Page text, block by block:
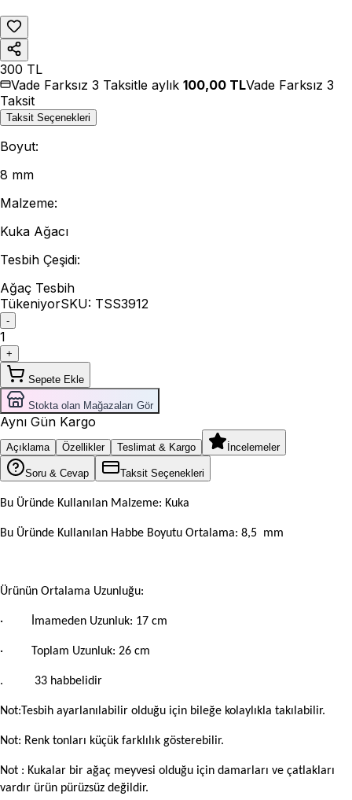
300 TL
Vade Farksız 3 Taksitle aylık 100,00 TLVade Farksız 3
Taksit
Taksit Seçenekleri
Boyut:
8 mm
Malzeme:
Kuka Ağacı
Tesbih Çeşidi:
Ağaç Tesbih
TükeniyorSKU: TSS3912
-
1
+
Sepete Ekle
Stokta olan Mağazaları Gör
Aynı Gün Kargo
Açıklama Özellikler Teslimat & Kargo İncelemeler
Soru & Cevap Taksit Seçenekleri
Bu Üründe Kullanılan Malzeme: Kuka
Bu Üründe Kullanılan Habbe Boyutu Ortalama: 8,5 mm
Ürünün Ortalama Uzunluğu:
· İmameden Uzunluk: 17 cm
· Toplam Uzunluk: 26 cm
. 33 habbelidir
Not:Tesbih ayarlanılabilir olduğu için bileğe kolaylıkla takılabilir.
Not: Renk tonları küçük farklılık gösterebilir.
Not : Kukalar bir ağaç meyvesi olduğu için damarları ve çatlakları
vardır ürün pürüzsüz değildir.